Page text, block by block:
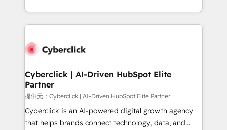
America. From casual user to super fan: make
Canada, we’ve delivered thousands of successful
HubSpot projects for mid-market and enterprise
combine HubSpot, data, and AI to design connected
and technology for predictable, scalable revenue
growth. Our expertise spans RevOps, CRM and data
architecture, AI enablement, and strategic marketing,
delivered through our proprietary FLAIR framework
for responsible AI adoption. As a HubSpot Elite
Cyberclick | AI-Driven HubSpot Elite
Partner
提供元：Cyberclick | AI-Driven HubSpot Elite Partner
Cyberclick is an AI-powered digital growth agency
that helps brands connect technology, data, and